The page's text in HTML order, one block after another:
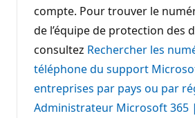
compte. Pour trouver le
de l’équipe de protection des
consultez Rechercher les
téléphone du support
entreprises par pays ou par
Administrateur Microsoft 365